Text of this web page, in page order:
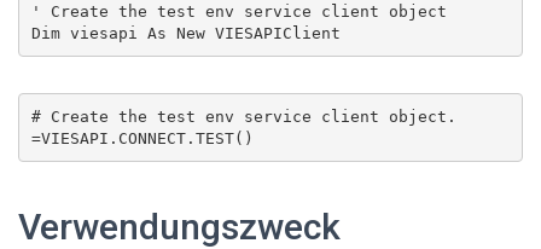
' Create the test env service client object
Dim viesapi As New VIESAPIClient
# Create the test env service client object.
=VIESAPI.CONNECT.TEST()
Verwendungszweck